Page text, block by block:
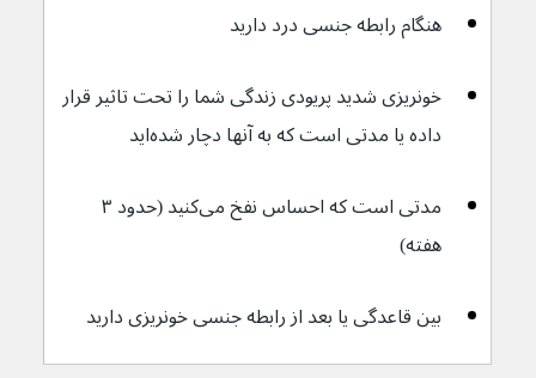
هنگام رابطه جنسی درد دارید
خونریزی شدید پریودی زندگی شما را تحت تاثیر قرار
داده یا مدتی است که به آنها دچار شده‌اید
هفته)
بین قاعدگی یا بعد از رابطه جنسی خونریزی دارید